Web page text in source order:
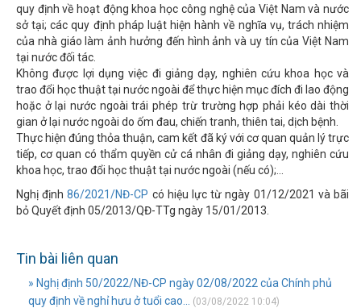
quy định về hoạt động khoa học công nghệ của Việt Nam và nước
sở tại; các quy định pháp luật hiện hành về nghĩa vụ, trách nhiệm
của nhà giáo làm ảnh hưởng đến hình ảnh và uy tín của Việt Nam
tại nước đối tác.
Không được lợi dụng việc đi giảng dạy, nghiên cứu khoa học và
trao đổi học thuật tại nước ngoài để thực hiện mục đích đi lao động
hoặc ở lại nước ngoài trái phép trừ trường hợp phải kéo dài thời
gian ở lại nước ngoài do ốm đau, chiến tranh, thiên tai, dịch bệnh.
Thực hiện đúng thỏa thuận, cam kết đã ký với cơ quan quản lý trực
tiếp, cơ quan có thẩm quyền cử cá nhân đi giảng dạy, nghiên cứu
khoa học, trao đổi học thuật tại nước ngoài (nếu có);...
Nghị định86/2021/NĐ-CP có hiệu lực từ ngày 01/12/2021 và bãi
bỏ Quyết định 05/2013/QĐ-TTg ngày 15/01/2013.
Tin bài liên quan
» Nghị định 50/2022/NĐ-CP ngày 02/08/2022 của Chính phủ
quy định về nghỉ hưu ở tuổi cao...
(03/08/2022 10:04)